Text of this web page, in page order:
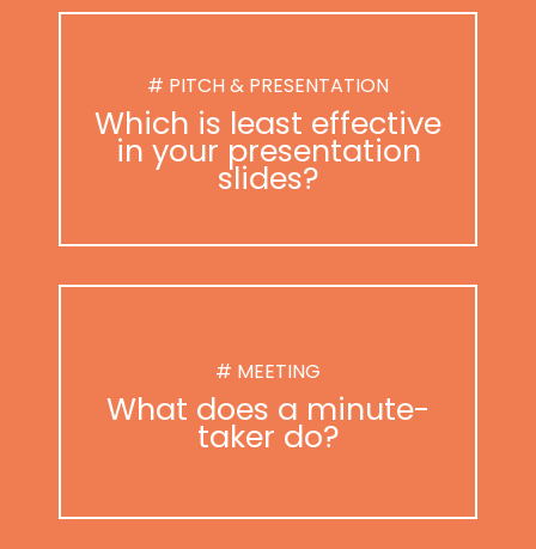
# PITCH & PRESENTATION
Which is least effective
in your presentation
slides?
# MEETING
What does a minute-
taker do?